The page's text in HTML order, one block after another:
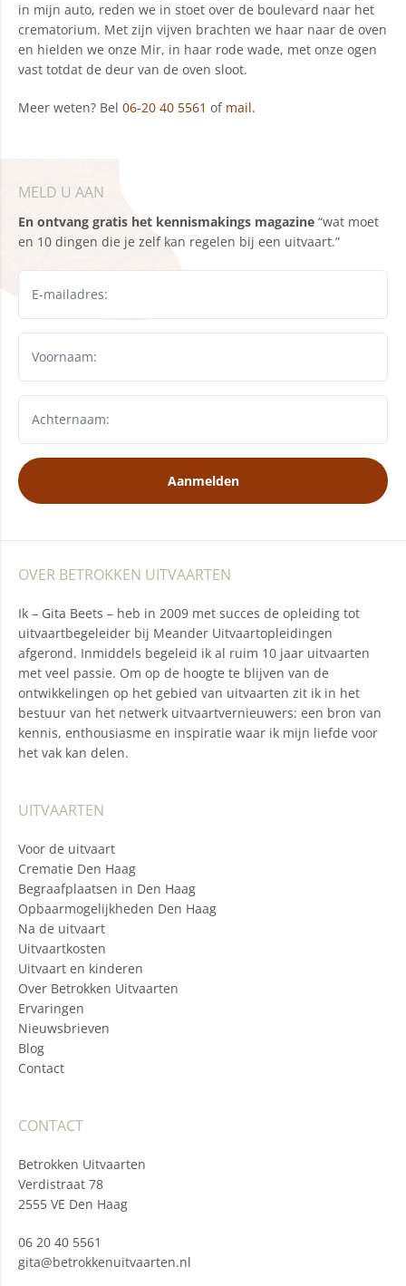
in mijn auto, reden we in stoet over de boulevard naar het
crematorium. Met zijn vijven brachten we haar naar de oven
en hielden we onze Mir, in haar rode wade, met onze ogen
vast totdat de deur van de oven sloot.
Meer weten? Bel 06-20 40 5561 of mail.
MELD U AAN
En ontvang gratis het kennismakings magazine “wat moet
en 10 dingen die je zelf kan regelen bij een uitvaart.”
Aanmelden
OVER BETROKKEN UITVAARTEN
Ik – Gita Beets – heb in 2009 met succes de opleiding tot
uitvaartbegeleider bij Meander Uitvaartopleidingen
afgerond. Inmiddels begeleid ik al ruim 10 jaar uitvaarten
met veel passie. Om op de hoogte te blijven van de
ontwikkelingen op het gebied van uitvaarten zit ik in het
bestuur van het netwerk uitvaartvernieuwers: een bron van
kennis, enthousiasme en inspiratie waar ik mijn liefde voor
het vak kan delen.
UITVAARTEN
Voor de uitvaart
Crematie Den Haag
Begraafplaatsen in Den Haag
Opbaarmogelijkheden Den Haag
Na de uitvaart
Uitvaartkosten
Uitvaart en kinderen
Over Betrokken Uitvaarten
Ervaringen
Nieuwsbrieven
Blog
Contact
CONTACT
Betrokken Uitvaarten
Verdistraat 78
2555 VE Den Haag
06 20 40 5561
gita@betrokkenuitvaarten.nl